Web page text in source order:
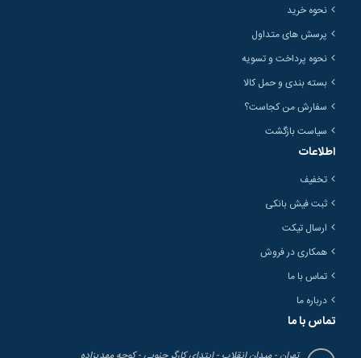
نحوه خرید
پرسش های متداول
نحوه پرداخت و تسویه
بسته بندی و حمل کالا
سفارش من کجاست؟
سیاست بازگشت
اطلاعات
تخفیف
ثبت فیش بانکی
ارسال تیکت
همکاری در فروش
تماس با ما
درباره ما
تماس با ما